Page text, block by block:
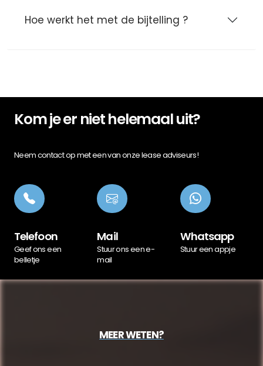
Hoe werkt het met de bijtelling ?
Kom je er niet helemaal uit?
Neem contact op met een van onze lease adviseurs!
Telefoon
Geef ons een
belletje
Mail
Stuur ons een e-
mail
Whatsapp
Stuur een appje
MEER WETEN?